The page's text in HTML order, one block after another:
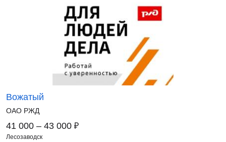
Вожатый
ОАО РЖД
41 000 – 43 000 ₽
Лесозаводск